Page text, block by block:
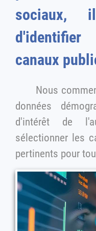
sociaux, il est
Nous
données démographiques et les centres
d'intérêt de
sélectionner les